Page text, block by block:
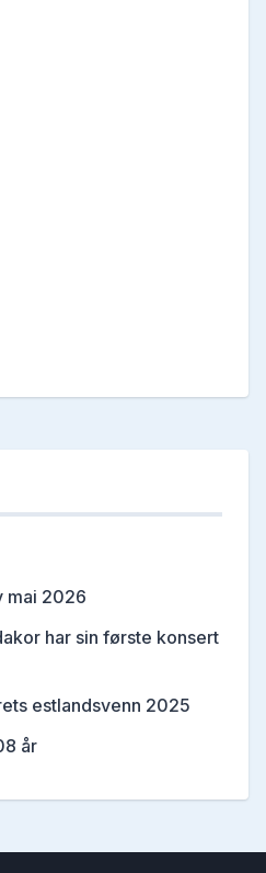
mai 2026
har sin første konsert
estlandsvenn 2025
år